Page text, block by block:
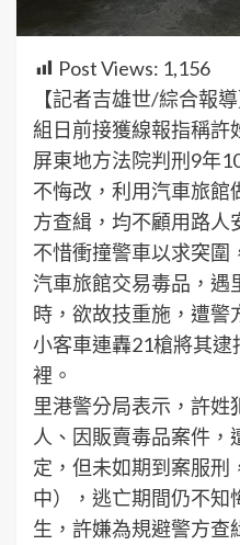
Post Views: 1,156
【記者吉雄世/綜合報
組日前接獲線報指稱許
屏東地方法院判刑9年
不悔改，利用汽車旅館
方查緝，均不顧用路人
不惜衝撞警車以求突圍
汽車旅館交易毒品，遇
時，欲故技重施，遭警
小客車連轟21槍將其
裡。
里港警分局表示，許姓
人、因販賣毒品案件，
定，但未如期到案服刑
中），逃亡期間仍不知
生，許嫌為規避警方查